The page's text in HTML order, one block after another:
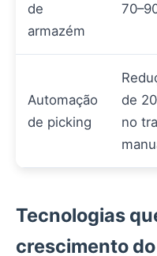
de
armazém
Automação
de picking
de
no
Tecnologias
crescimento